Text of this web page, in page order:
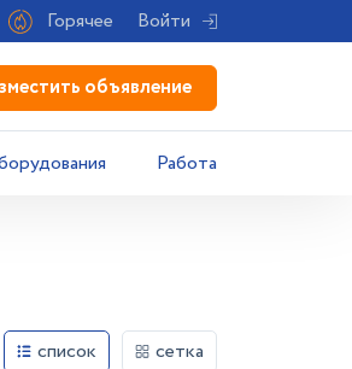
Горячее Войти
объявление
Работа
список сетка